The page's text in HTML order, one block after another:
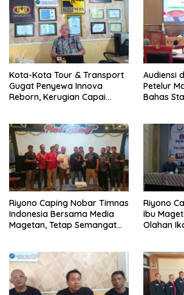
Kota-Kota Tour & Transport
Gugat Penyewa Innova
Reborn, Kerugian Capai
Audiensi
Petelur
Bahas
Riyono Caping Nobar Timnas
Indonesia Bersama Media
Magetan, Tetap Semangat
Riyono
Ibu
Olahan